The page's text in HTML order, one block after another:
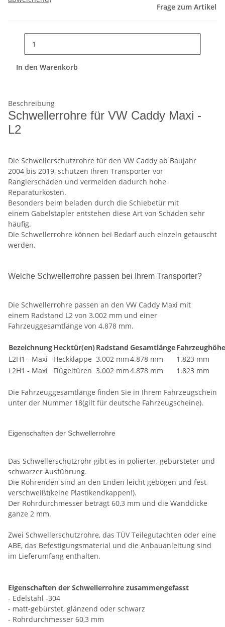
Frage zum Artikel
In den Warenkorb
Beschreibung
Schwellerrohre für VW Caddy Maxi -
L2
Die Schwellerschutzrohre für den VW Caddy ab Baujahr
2004 bis 2019, schützen Ihren Transporter vor
Rangierschäden und vermeiden dadurch hohe
Reparaturkosten.
Besonders beim beladen durch die Schiebetür mit
einem Gabelstapler entstehen diese Art von Schäden sehr
häufig.
Die Schwellerrohre können bei Bedarf auch einzeln getauscht
werden.
Welche Schwellerrohre passen bei Ihrem Transporter?
Die Schwellerrohre passen an den VW Caddy Maxi mit
einem Radstand L2 von 3.002 mm und einer
Fahrzeuggesamtlänge von 4.878 mm.
BezeichnungHecktür(en)Radstand GesamtlängeFahrzeughöhe
L2H1 - Maxi
Heckklappe 3.002 mm4.878 mm
1.823 mm
L2H1 - Maxi
Flügeltüren 3.002 mm4.878 mm 1.823 mm
Die Fahrzeuggesamtlänge finden Sie in Ihrem Fahrzeugschein
unter der Nummer 18(gilt für deutsche Fahrzeugscheine).
Eigenschaften der Schwellerrohre
Das Schwellerschutzrohr gibt es in polierter, gebürsteter und
schwarzer Ausführung.
Die Rohrenden sind an den Enden leicht gebogen und fest
verschweißt(keine Plastikendkappen!).
Der Rohrdurchmesser beträgt 60,3 mm und die Wanddicke
ganze 2 mm.
Zwei Schwellerschutzrohre, das TÜV Teilegutachten oder eine
ABE, das Befestigungsmaterial und die Anbauanleitung sind
im Lieferumfang enthalten.
Eigenschaften der Schwellerrohre zusammengefasst
- Edelstahl -304
- matt-gebürstet, glänzend oder schwarz
- Rohrdurchmesser 60,3 mm